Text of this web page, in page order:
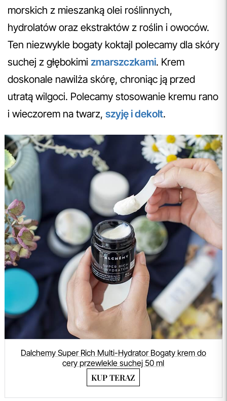
morskich z mieszanką olei roślinnych,
hydrolatów oraz ekstraktów z roślin i owoców.
Ten niezwykle bogaty koktajl polecamy dla skóry
suchej z głębokimi zmarszczkami. Krem
doskonale nawilża skórę, chroniąc ją przed
utratą wilgoci. Polecamy stosowanie kremu rano
i wieczorem na twarz, szyję i dekolt.
Dalchemy Super Rich Multi-Hydrator Bogaty krem do
cery przewlekle suchej 50 ml
KUP TERAZ